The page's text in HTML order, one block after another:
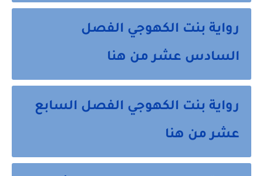
رواية بنت الكهوجي الفصل
السادس عشر من هنا
رواية بنت الكهوجي الفصل السابع
عشر من هنا